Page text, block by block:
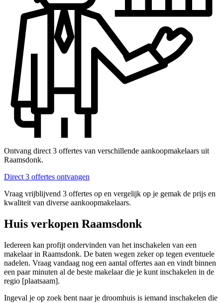
Ontvang direct 3 offertes van verschillende aankoopmakelaars uit
Raamsdonk.
Direct 3 offertes ontvangen
Vraag vrijblijvend 3 offertes op en vergelijk op je gemak de prijs en
kwaliteit van diverse aankoopmakelaars.
Huis verkopen Raamsdonk
Iedereen kan profijt ondervinden van het inschakelen van een
makelaar in Raamsdonk. De baten wegen zeker op tegen eventuele
nadelen. Vraag vandaag nog een aantal offertes aan en vindt binnen
een paar minuten al de beste makelaar die je kunt inschakelen in de
regio [plaatsaam].
Ingeval je op zoek bent naar je droomhuis is iemand inschakelen die